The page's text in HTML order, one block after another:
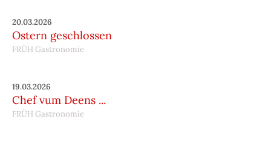
20.03.2026
Ostern geschlossen
FRÜH Gastronomie
19.03.2026
Chef vum Deens ...
FRÜH Gastronomie